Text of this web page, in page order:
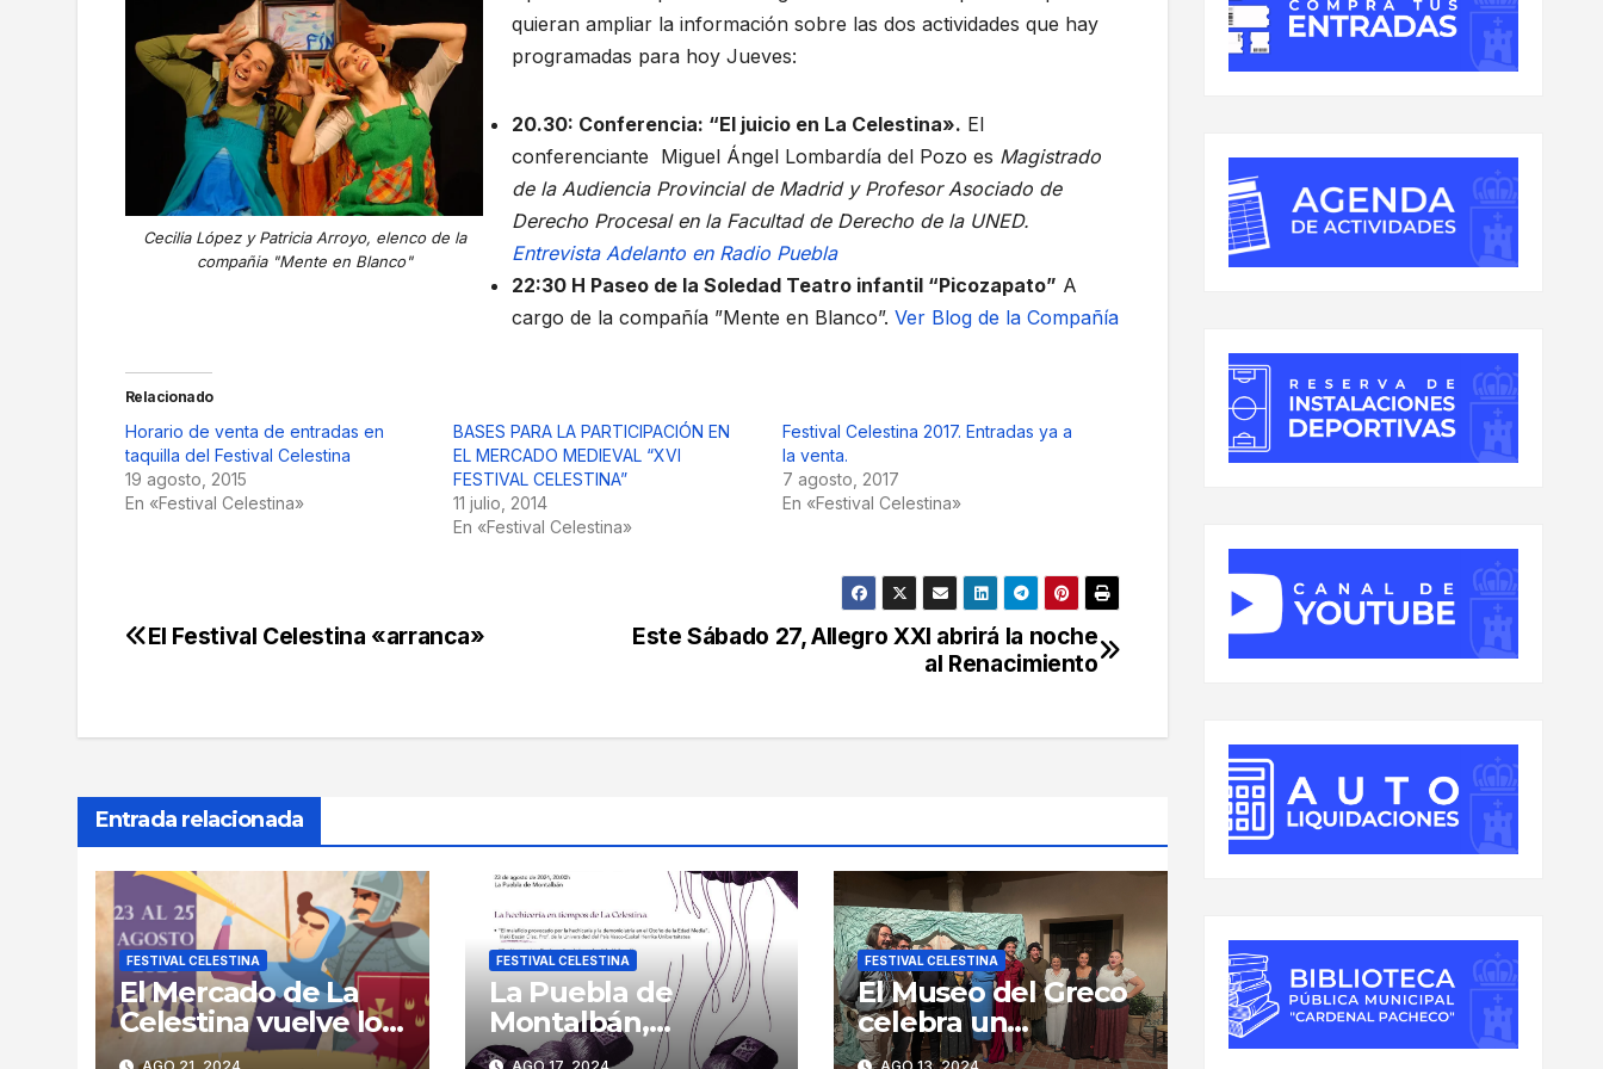
Cecilia López y Patricia Arroyo, elenco de la
compañia "Mente en Blanco"
quieran ampliar la información sobre las dos actividades que hay
programadas para hoy Jueves:
20.30: Conferencia: “El juicio en La Celestina». El
conferenciante Miguel Ángel Lombardía del Pozo es Magistrado
de la Audiencia Provincial de Madrid y Profesor Asociado de
Derecho Procesal en la Facultad de Derecho de la UNED.
Entrevista Adelanto en Radio Puebla
22:30 H Paseo de la Soledad Teatro infantil “Picozapato” A
cargo de la compañía ”Mente en Blanco”. Ver Blog de la Compañía
Relacionado
Horario de venta de entradas en
taquilla del Festival Celestina
19 agosto, 2015
En «Festival Celestina»
BASES PARA LA PARTICIPACIÓN EN
EL MERCADO MEDIEVAL “XVI
FESTIVAL CELESTINA”
11 julio, 2014
En «Festival Celestina»
Festival Celestina 2017. Entradas ya a
la venta.
7 agosto, 2017
En «Festival Celestina»
Navegación
entradas
Este Sábado 27, Allegro XXI abrirá la noche
al Renacimiento
El Festival Celestina «arranca»
Entrada relacionada
FESTIVAL CELESTINA
El Mercado de La
Celestina vuelve los
días 23, 24 y 25 de
FESTIVAL CELESTINA
La Puebla de
Montalbán,
epicentro del I
FESTIVAL CELESTINA
El Museo del Greco
celebra un
entremés de